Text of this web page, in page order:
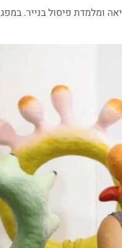
ומלמדת פיסול בנייר.